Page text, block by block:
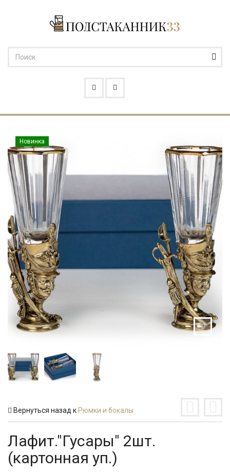
Новинка
Вернуться назад к Рюмки и бокалы
Лафит."Гусары" 2шт.
(картонная уп.)